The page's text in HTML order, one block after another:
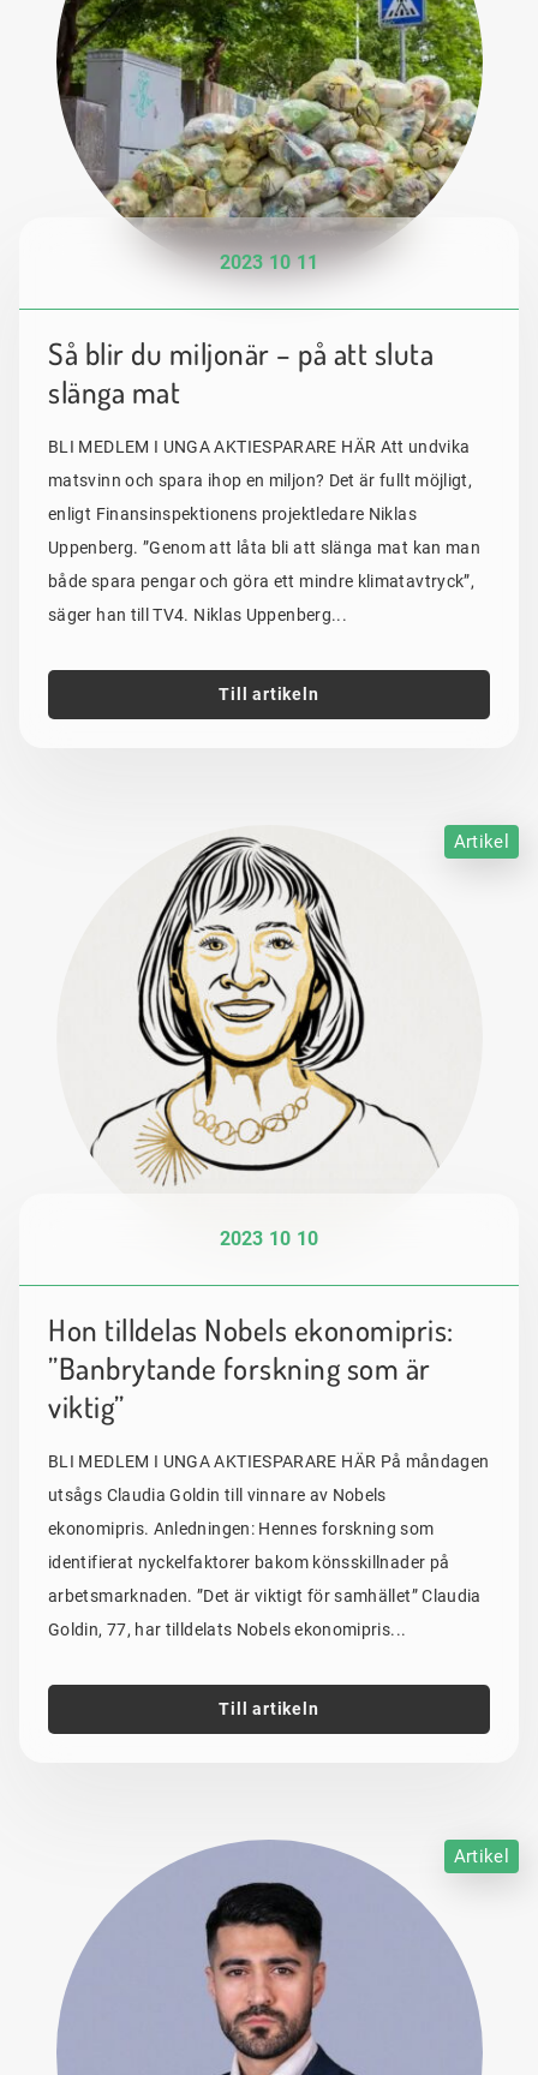
2023 10 11
Så blir du miljonär – på att sluta
slänga mat
BLI MEDLEM I UNGA AKTIESPARARE HÄR Att undvika
matsvinn och spara ihop en miljon? Det är fullt möjligt,
enligt Finansinspektionens projektledare Niklas
Uppenberg. ”Genom att låta bli att slänga mat kan man
både spara pengar och göra ett mindre klimatavtryck”,
säger han till TV4. Niklas Uppenberg...
Till artikeln
Artikel
2023 10 10
Hon tilldelas Nobels ekonomipris:
”Banbrytande forskning som är
viktig”
BLI MEDLEM I UNGA AKTIESPARARE HÄR På måndagen
utsågs Claudia Goldin till vinnare av Nobels
ekonomipris. Anledningen: Hennes forskning som
identifierat nyckelfaktorer bakom könsskillnader på
arbetsmarknaden. ”Det är viktigt för samhället” Claudia
Goldin, 77, har tilldelats Nobels ekonomipris...
Till artikeln
Artikel